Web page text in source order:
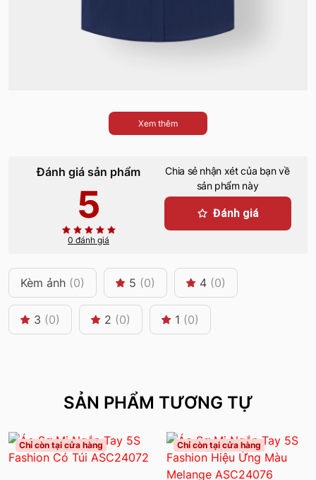
Xem thêm
Đánh giá sản phẩm
5
0 đánh giá
Chia sẻ nhận xét của bạn về
sản phẩm này
Đánh giá
Kèm ảnh (0) 5 (0) 4 (0)
3 (0) 2 (0) 1 (0)
SẢN PHẨM TƯƠNG TỰ
Chỉ còn tại cửa hàng Chỉ còn tại cửa hàng